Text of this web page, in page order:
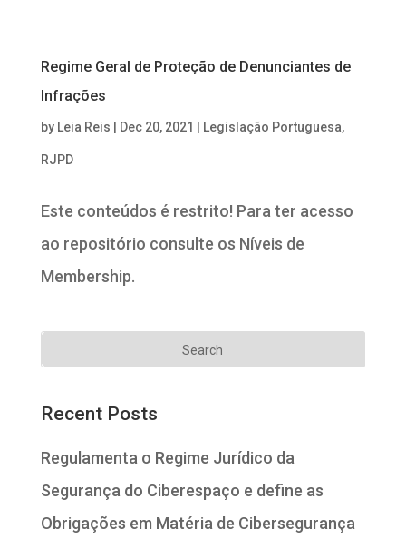
Regime Geral de Proteção de Denunciantes de
Infrações
by Leia Reis Dec 20, 2021 Legislação Portuguesa,
RJPD
Este conteúdos é restrito! Para ter acesso
ao repositório consulte os Níveis de
Membership.
Recent Posts
Regulamenta o Regime Jurídico da
Segurança do Ciberespaço e define as
Obrigações em Matéria de Cibersegurança